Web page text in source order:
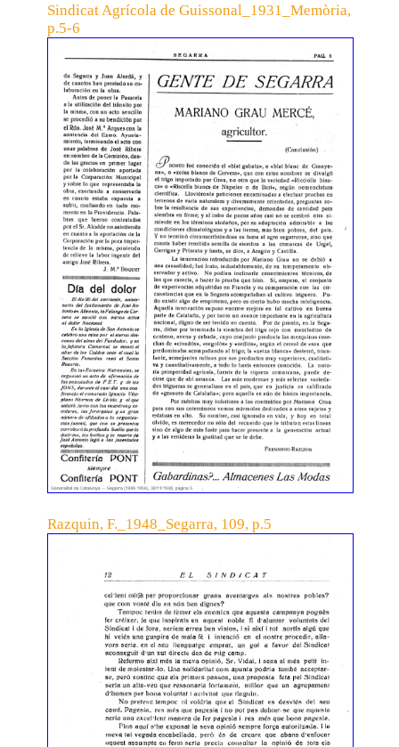
Sindicat Agrícola de Guissonal_1931_Memòria,
p.5-6
Razquin, F._1948_Segarra, 109, p.5